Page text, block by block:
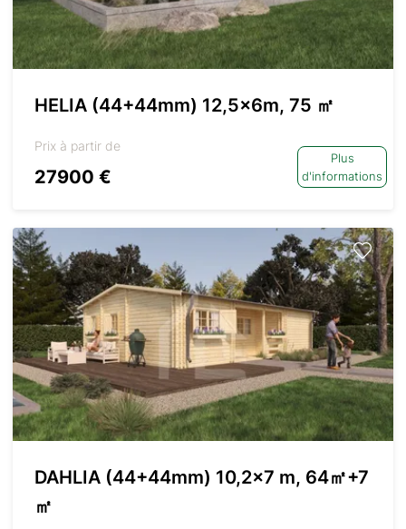
HELIA (44+44mm) 12,5x6m, 75 ㎡
Prix à partir de
27900 €
Plus
d'informations
DAHLIA (44+44mm) 10,2×7 m, 64㎡+7
㎡